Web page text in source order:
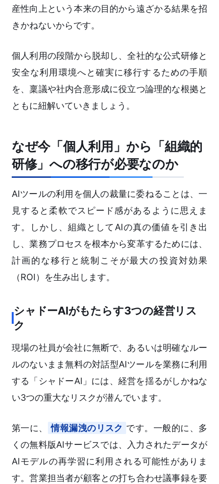
産性向上という本来の目的から遠ざかる結果を招
きかねないからです。
個人利用の段階から脱却し、全社的な公式研修と
安全な利用環境へと確実に移行するための手順
を、稟議や社内合意形成に役立つ論理的な根拠と
ともに紐解いていきましょう。
なぜ今「個人利用」から「組織的
研修」への移行が必要なのか
AIツールの利用を個人の裁量に委ねることは、一
見すると柔軟でスピード感があるように思えま
す。しかし、組織としてAIの真の価値を引き出
し、業務プロセスを根本から変革するためには、
計画的な移行と統制こそが最大の投資対効果
（ROI）を生み出します。
シャドーAIがもたらす3つの経営リス
ク
現場の社員が会社に無断で、あるいは明確なルー
ルのないまま無料の対話型AIツールを業務に利用
する「シャドーAI」には、経営を揺るがしかねな
い3つの重大なリスクが潜んでいます。
第一に、 情報漏洩のリスク です。一般的に、多
くの無料版AIサービスでは、入力されたデータが
AIモデルの再学習に利用される可能性がありま
す。営業担当者が顧客との打ち合わせ議事録を要